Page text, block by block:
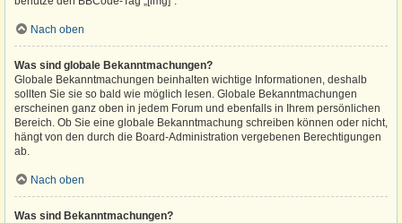
Nach oben
Was sind globale Bekanntmachungen?
Globale Bekanntmachungen beinhalten wichtige Informationen, deshalb
sollten Sie sie so bald wie möglich lesen. Globale Bekanntmachungen
erscheinen ganz oben in jedem Forum und ebenfalls in Ihrem persönlichen
Bereich. Ob Sie eine globale Bekanntmachung schreiben können oder nicht,
hängt von den durch die Board-Administration vergebenen Berechtigungen
ab.
Nach oben
Was sind Bekanntmachungen?